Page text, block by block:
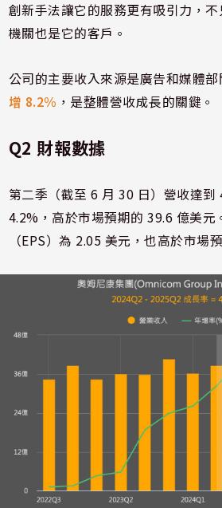
創新手法讓它的服務更有吸引力，
機關也是它的客戶。
公司的主要收入來源是廣告和媒體
增 8.2% ，是整體營收成長的關鍵。
Q2 財報數據
第二季（截至 6 月 30 日）營收達到
4.2%，高於市場預期的 39.6 億美元
（EPS）為 2.05 美元，也高於市場